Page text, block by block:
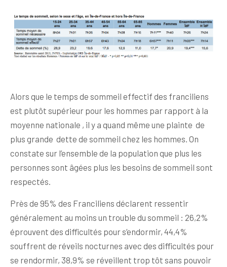
Alors que le temps de sommeil effectif des franciliens
est plutôt supérieur pour les hommes par rapport à la
moyenne nationale , il y a quand même une plainte de
plus grande dette de sommeil chez les hommes. On
constate sur l’ensemble de la population que plus les
personnes sont âgées plus les besoins de sommeil sont
respectés.
Près de 95% des Franciliens déclarent ressentir
généralement au moins un trouble du sommeil : 26,2%
éprouvent des difficultés pour s’endormir, 44,4%
souffrent de réveils nocturnes avec des difficultés pour
se rendormir, 38,9% se réveillent trop tôt sans pouvoir